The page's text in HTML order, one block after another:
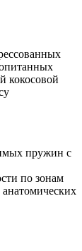
кокосовой
пружин с
по зонам